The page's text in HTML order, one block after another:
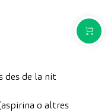
des de la nit
o altres